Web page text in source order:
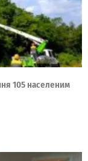
105 населеним